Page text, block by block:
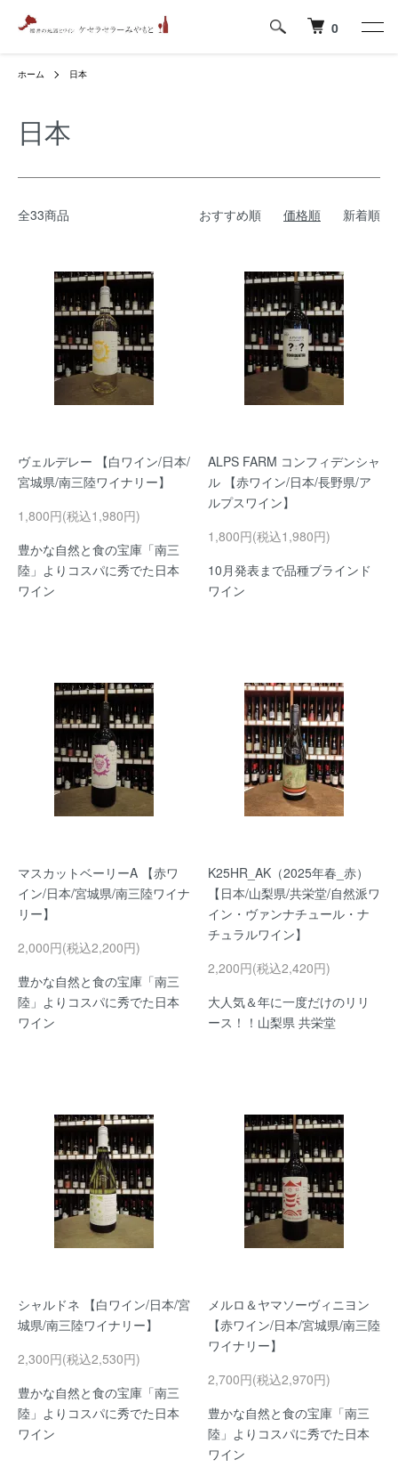
0
ホーム 日本
日本
全33商品 おすすめ順 価格順 新着順
ヴェルデレー 【白ワイン/日本/
宮城県/南三陸ワイナリー】
1,800円(税込1,980円)
豊かな自然と食の宝庫「南三
陸」よりコスパに秀でた日本
ワイン
ALPS FARM コンフィデンシャ
ル 【赤ワイン/日本/長野県/ア
ルプスワイン】
1,800円(税込1,980円)
10月発表まで品種ブラインド
ワイン
マスカットベーリーA 【赤ワ
イン/日本/宮城県/南三陸ワイナ
リー】
2,000円(税込2,200円)
豊かな自然と食の宝庫「南三
陸」よりコスパに秀でた日本
ワイン
K25HR_AK（2025年春_赤）
【日本/山梨県/共栄堂/自然派ワ
イン・ヴァンナチュール・ナ
チュラルワイン】
2,200円(税込2,420円)
大人気＆年に一度だけのリリ
ース！！山梨県 共栄堂
シャルドネ 【白ワイン/日本/宮
城県/南三陸ワイナリー】
2,300円(税込2,530円)
豊かな自然と食の宝庫「南三
陸」よりコスパに秀でた日本
ワイン
メルロ＆ヤマソーヴィニヨン
【赤ワイン/日本/宮城県/南三陸
ワイナリー】
2,700円(税込2,970円)
豊かな自然と食の宝庫「南三
陸」よりコスパに秀でた日本
ワイン